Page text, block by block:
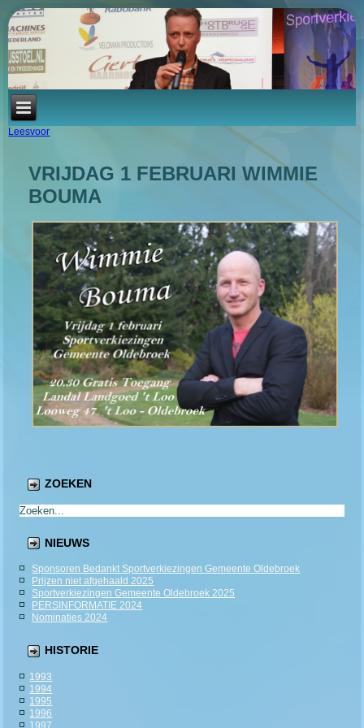
Leesvoor
VRIJDAG 1 FEBRUARI WIMMIE
BOUMA
ZOEKEN
NIEUWS
Sponsoren Bedankt Sportverkiezingen Gemeente Oldebroek
Prijzen niet afgehaald 2025
Sportverkiezingen Gemeente Oldebroek 2025
PERSINFORMATIE 2024
Nominaties 2024
HISTORIE
1993
1994
1995
1996
1997